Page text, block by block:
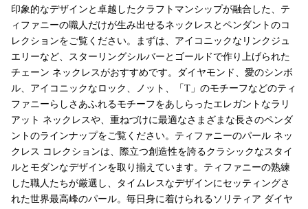
印象的なデザインと卓越したクラフトマンシップが融合した、テ
ィファニーの職人だけが生み出せるネックレスとペンダントのコ
レクションをご覧ください。まずは、アイコニックなリンクジュ
エリーなど、スターリングシルバーとゴールドで作り上げられた
チェーン ネックレスがおすすめです。ダイヤモンド、愛のシンボ
ル、アイコニックなロック、ノット、「T」のモチーフなどのティ
ファニーらしさあふれるモチーフをあしらったエレガントなラリ
アット ネックレスや、重ねづけに最適なさまざまな長さのペンダ
ントのラインナップをご覧ください。ティファニーのパール ネッ
クレス コレクションは、際立つ創造性を誇るクラシックなスタイ
ルとモダンなデザインを取り揃えています。ティファニーの熟練
した職人たちが厳選し、タイムレスなデザインにセッティングさ
れた世界最高峰のパール。毎日身に着けられるソリティア ダイヤ